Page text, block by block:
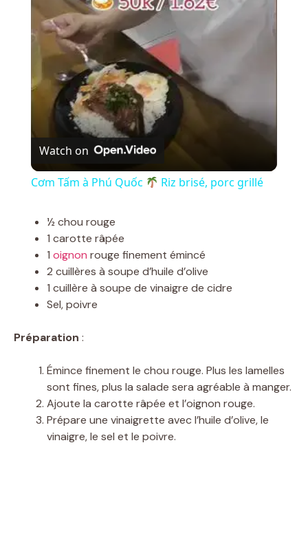
l
a
y
V
i
e
Watch on
Cơm Tấm à Phú Quốc Riz brisé, porc grillé
½ chou rouge
1 carotte râpée
1 oignon rouge finement émincé
2 cuillères à soupe d’huile d’olive
1 cuillère à soupe de vinaigre de cidre
Sel, poivre
Préparation :
Émince finement le chou rouge. Plus les lamelles
sont fines, plus la salade sera agréable à manger.
Ajoute la carotte râpée et l’oignon rouge.
Prépare une vinaigrette avec l’huile d’olive, le
vinaigre, le sel et le poivre.